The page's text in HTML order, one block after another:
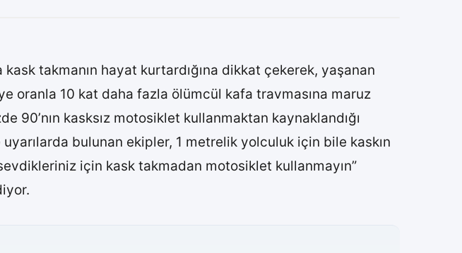
takmanın hayat kurtardığına dikkat çekerek, yaşanan
oranla 10 kat daha fazla ölümcül kafa travmasına maruz
90’nın kasksız motosiklet kullanmaktan kaynaklandığı
bulunan ekipler, 1 metrelik yolculuk için bile kaskın
için kask takmadan motosiklet kullanmayın”